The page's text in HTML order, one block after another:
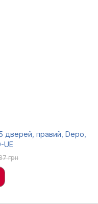
дверей, правий, Depo,
UE
грн